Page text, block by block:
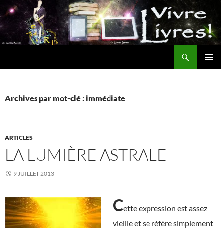
Aller
au
contenu
Archives par mot-clé : immédiate
ARTICLES
LA LUMIÈRE ASTRALE
9 JUILLET 2013
Cette expression est assez
vieille et se réfère simplement